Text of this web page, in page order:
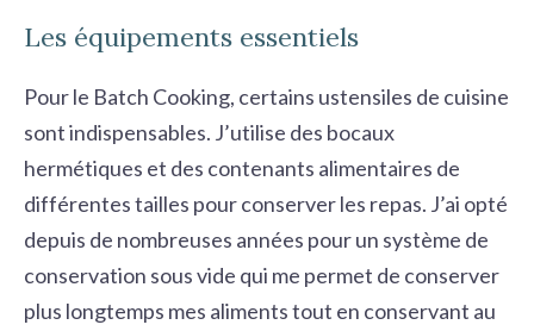
Les équipements essentiels
Pour le Batch Cooking, certains ustensiles de cuisine
sont indispensables. J’utilise des bocaux
hermétiques et des contenants alimentaires de
différentes tailles pour conserver les repas. J’ai opté
depuis de nombreuses années pour un système de
conservation sous vide qui me permet de conserver
plus longtemps mes aliments tout en conservant au